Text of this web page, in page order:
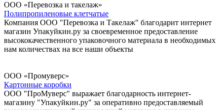
ООО «Перевозка и такелаж»
Полипропиленовые клетчатые
Компания ООО "Перевозка и Такелаж" благодарит интернет
магазин Упакуйкин.ру за своевременное предоставление
высококачественного упаковочного материала в необходимых
нам количествах на все наши объекты
ООО «Промуверс»
Картонные коробки
ООО "ПроМуверс" выражает благодарность интернет-
магазину "Упакуйкин.ру" за оперативно предоставляемый